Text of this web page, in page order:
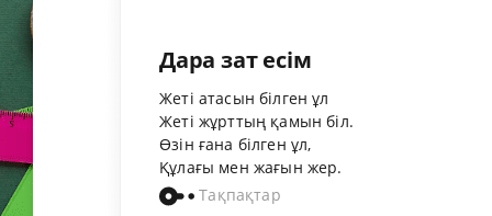
Дара зат есім
Жеті атасын білген ұл
Жеті жұрттың қамын біл.
Өзін ғана білген ұл,
Құлағы мен жағын жер.
Тақпақтар